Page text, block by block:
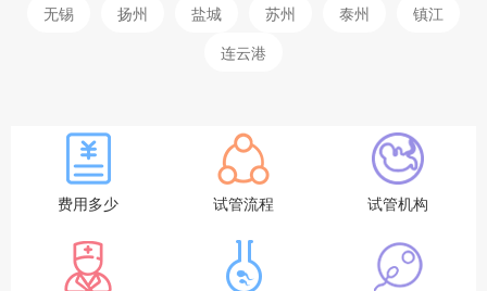
无锡
扬州 盐城 苏州 泰州
镇江
连云港
费用多少 试管流程 试管机构